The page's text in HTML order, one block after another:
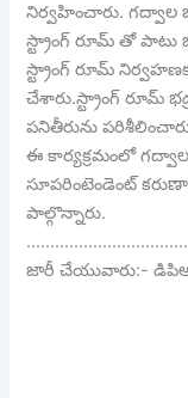
నిర్వహించారు. గద్వాల
స్ట్రాంగ్ రూమ్ తో పాటు
స్ట్రాంగ్ రూమ్
చేశారు.స్ట్రాంగ్ రూమ్
పనితీరును
ఈ కార్యక్రమంలో గద్వాల
సూపరింటెండెంట్
పాల్గొన్నారు.
జారీ చేయువారు:-